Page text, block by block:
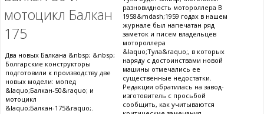
мотоцикл Балкан
175
Два новых Балкана &nbsp; &nbsp;
Болгарские конструкторы
подготовили к производству две
новых модели: мопед
&laquo;Балкан-50&raquo; и
мотоцикл
&laquo;Балкан-175&raquo;.
разновидность мотороллера В
1958&mdash;1959 годах в нашем
журнале был напечатан ряд
заметок и писем владельцев
мотороллера
&laquo;Тула&raquo;, в которых
наряду с достоинствами новой
машины отмечались ее
существенные недостатки.
Редакция обратилась на завод-
изготовитель с просьбой
сообщить, как учитываются